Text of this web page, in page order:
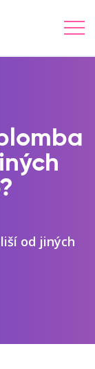
od jiných